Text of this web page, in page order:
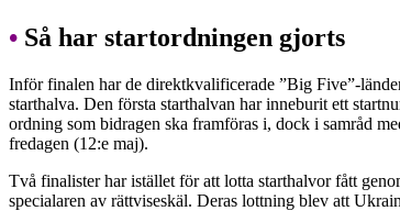
• Så har startordningen gjorts
Inför finalen har de direktkvalificerade ”Big Five”-
starthalva. Den första starthalvan har inneburit ett
ordning som bidragen ska framföras i, dock i samråd
fredagen (12:e maj).
Två finalister har istället för att lotta starthalvor fått
specialaren av rättviseskäl. Deras lottning blev att